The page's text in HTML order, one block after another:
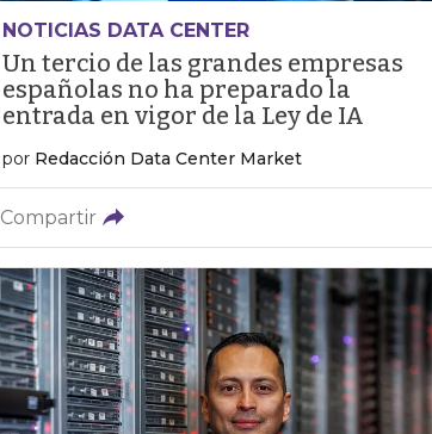
NOTICIAS DATA CENTER
Un tercio de las grandes empresas
españolas no ha preparado la
entrada en vigor de la Ley de IA
por Redacción Data Center Market
Compartir